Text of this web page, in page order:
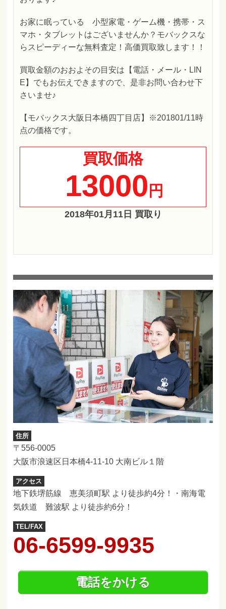
お家に眠っている 小型家電・ゲーム機・携帯・ス
マホ・タブレットはございませんか？モバックスな
らスピーディーな無料査定！高価買取致します！！
買取金額のおおよその目安は【電話・メール・LIN
E】でもお伝えできますので、是非お問い合わせ下
さいませ♪
【モバックス大阪日本橋四丁目店】※201801/11時
点の価格です。
買取価格
13000 円
2018年01月11日 買取り
住所
〒556-0005
大阪市浪速区日本橋4-11-10 大南ビル１階
アクセス
地下鉄堺筋線 恵美須町駅 より徒歩約4分！・南海電
気鉄道 難波駅 より徒歩約6分！
TEL/FAX
06-6599-9935
電話をかける